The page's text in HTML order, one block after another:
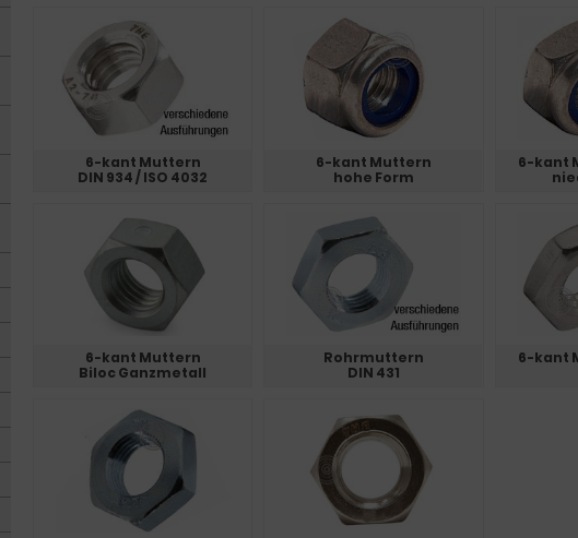
6-kant Muttern
DIN 934 / ISO 4032
6-kant Muttern
hohe Form
6-kant
6-kant Muttern
Biloc Ganzmetall
Rohrmuttern
DIN 431
6-kant